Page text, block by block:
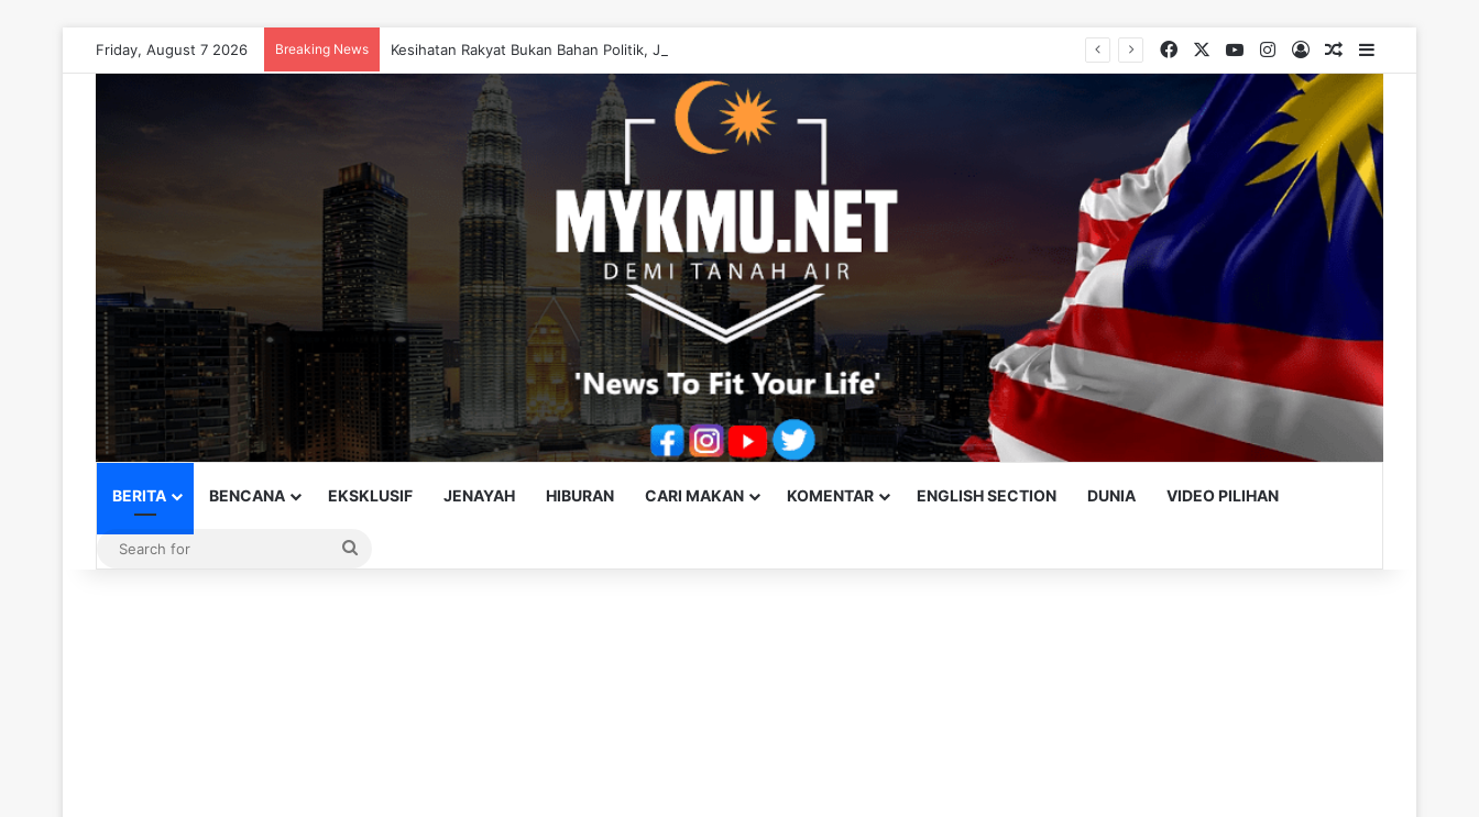
Friday, August 7 2026 Breaking News Kesihatan Rakyat Bukan Bahan Politik, Jangan Salahkan Onn Hafiz – Haslinda Salleh Facebook YouTubeInstagram
Log InRandom Article
BERITA BENCANA EKSKLUSIF JENAYAH HIBURAN CARI MAKAN KOMENTAR ENGLISH SECTION DUNIA VIDEO PILIHAN